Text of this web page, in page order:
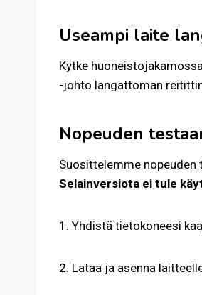
Useampi laite
Kytke
-johto langattoman
Nopeuden
Suosittelemme
Selainversiota ei tule
1. Yhdistä tietokoneesi
2. Lataa ja asenna